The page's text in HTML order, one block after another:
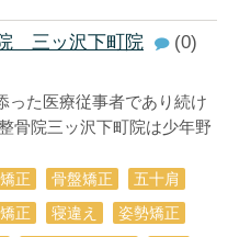
三ッ沢下町院
(0)
た医療従事者であり続け
骨院三ッ沢下町院は少年野
正 骨盤矯正
五十肩
正 寝違え
姿勢矯正